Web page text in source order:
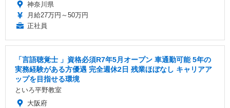
神奈川県
月給27万円～50万円
正社員
「言語聴覚士 」資格必須R7年5月オープン 車通勤可能 5年の
実務経験がある方優遇 完全週休2日 残業ほぼなし キャリアア
ップを目指せる環境
といろ平野教室
大阪府